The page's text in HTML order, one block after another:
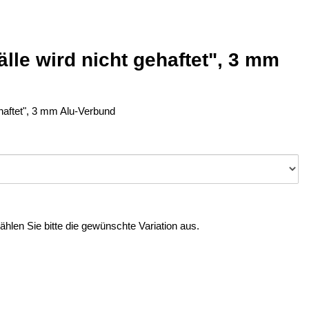
wird nicht gehaftet", 3 mm
3 mm Alu-Verbund
Sie bitte die gewünschte Variation aus.